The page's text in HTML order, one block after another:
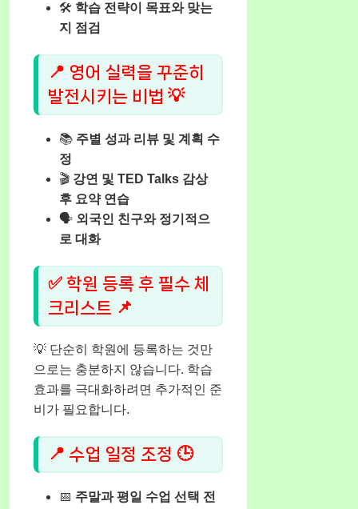
🛠️ 학습 전략이 목표와 맞는
지 점검
📍 영어 실력을 꾸준히
발전시키는 비법 💡
📚 주별 성과 리뷰 및 계획 수
정
🎬 강연 및 TED Talks 감상
후 요약 연습
🗣️ 외국인 친구와 정기적으
로 대화
✅ 학원 등록 후 필수 체
크리스트 📌
💡 단순히 학원에 등록하는 것만
으로는 충분하지 않습니다. 학습
효과를 극대화하려면 추가적인 준
비가 필요합니다.
📍 수업 일정 조정 🕒
📅 주말과 평일 수업 선택 전